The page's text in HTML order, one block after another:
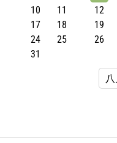
10
11 12
17
18 19
24
25 26
31